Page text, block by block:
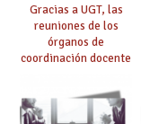
Gracias a UGT, las
reuniones de los
órganos de
coordinación docente
de manera
telemática, sin exigir